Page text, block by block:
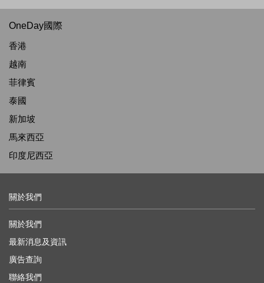
OneDay國際
香港
越南
菲律賓
泰國
新加坡
馬來西亞
印度尼西亞
關於我們
關於我們
最新消息及資訊
廣告查詢
聯絡我們